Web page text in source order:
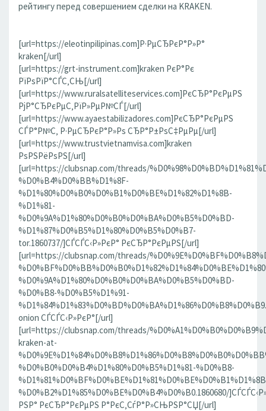
рейтингу перед совершением сделки на KRAKEN.
[url=https://eleotinpilipinas.com]Р·РµСЂРєР°Р»Р°
kraken[/url]
[url=https://grt-instrument.com]kraken РєР°Рє
РїРѕРїР°СЃС‚СЊ[/url]
[url=https://www.ruralsatelliteservices.com]РєСЂР°РєРµРЅ
РјР°СЂРєРµС‚РїР»РµР№СЃ[/url]
[url=https://www.ayaestabilizadores.com]РєСЂР°РєРµРЅ
СЃР°Р№С‚ Р·РµСЂРєР°Р»Рѕ СЂР°Р±РѕС‡РµРµ[/url]
[url=https://www.trustvietnamvisa.com]kraken
РѕРЅРёРѕРЅ[/url]
[url=https://clubsnap.com/threads/
%D0%B4%D0%BB%D1%8F-
%D1%80%D0%B0%D0%B1%D0%BE%D1%82%D1%8B-
%D1%81-
%D0%9A%D1%80%D0%B0%D0%BA%D0%B5%D0%BD-
%D1%87%D0%B5%D1%80%D0%B5%D0%B7-
tor.1860737/]СЃСЃС‹Р»РєР° РєСЂР°РєРµРЅ[/url]
[url=https://clubsnap.com/threads/
%D0%9A%D1%80%D0%B0%D0%BA%D0%B5%D0%BD-
%D0%B8-%D0%B5%D1%91-
onion СЃСЃС‹Р»РєР°[/url]
[url=https://clubsnap.com/threads/
kraken-at-
%D0%B0%D0%B4%D1%80%D0%B5%D1%81-%D0%B8-
%D0%B2%D1%85%D0%BE%D0%B4%D0%B0.1860680/
РЅР° РєСЂР°РєРµРЅ Р°РєС‚СѓР°Р»СЊРЅР°СЏ[/url]